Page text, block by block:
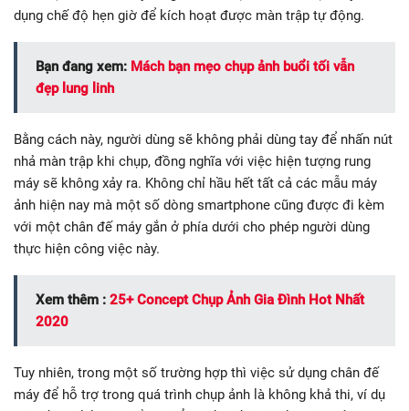
dụng chế độ hẹn giờ để kích hoạt được màn trập tự động.
Bạn đang xem: Mách bạn mẹo chụp ảnh buổi tối vẫn
đẹp lung linh
Bằng cách này, người dùng sẽ không phải dùng tay để nhấn nút
nhả màn trập khi chụp, đồng nghĩa với việc hiện tượng rung
máy sẽ không xảy ra. Không chỉ hầu hết tất cả các mẫu máy
ảnh hiện nay mà một số dòng smartphone cũng được đi kèm
với một chân đế máy gắn ở phía dưới cho phép người dùng
thực hiện công việc này.
Xem thêm : 25+ Concept Chụp Ảnh Gia Đình Hot Nhất
2020
Tuy nhiên, trong một số trường hợp thì việc sử dụng chân đế
máy để hỗ trợ trong quá trình chụp ảnh là không khả thi, ví dụ